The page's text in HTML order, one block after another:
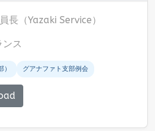
長（Yazaki Service）
ンス
グアナファト支部例会